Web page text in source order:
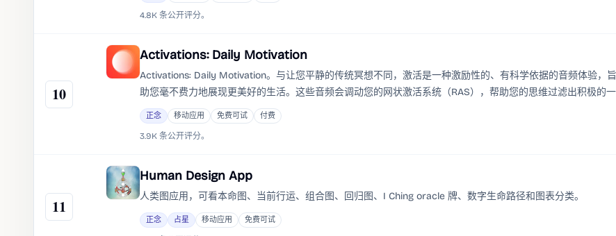
4.8K 条公开评分。
10
Activations: Daily Motivation
Activations: Daily Motivation。与让您平静的传统冥想不同，激活是一种激励性的、有科学依据的音频体验，
助您毫不费力地展现更美好的生活。这些音频会调动您的网状激活系统（RAS），帮助您的思维过滤出积极的一
及与您的目标相符的事物。
正念 移动应用 免费可试 付费
3.9K 条公开评分。
11
Human Design App
人类图应用，可看本命图、当前行运、组合图、回归图、I Ching oracle 牌、数字生命路径和图表分类。
正念 占星 移动应用 免费可试